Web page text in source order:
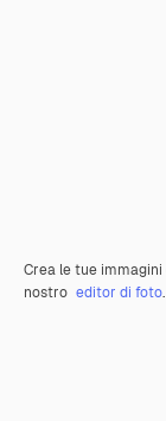
Crea le tue immagini
nostro editor di foto.